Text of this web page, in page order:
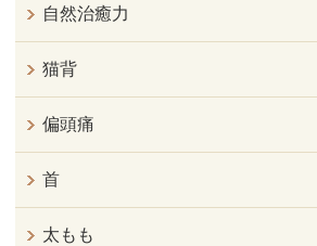
自然治癒力
猫背
偏頭痛
首
太もも